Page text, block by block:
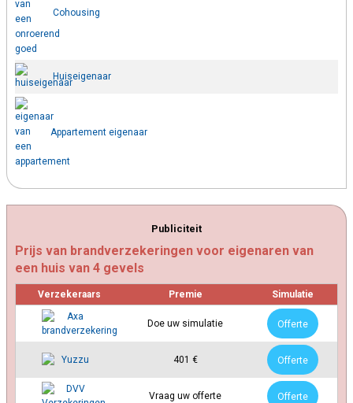
Cohousing
Huiseigenaar
Appartement eigenaar
Publiciteit
Prijs van brandverzekeringen voor eigenaren van
een huis van 4 gevels
Verzekeraars Premie Simulatie
Doe uw simulatie Offerte
401 € Offerte
Vraag uw offerte Offerte